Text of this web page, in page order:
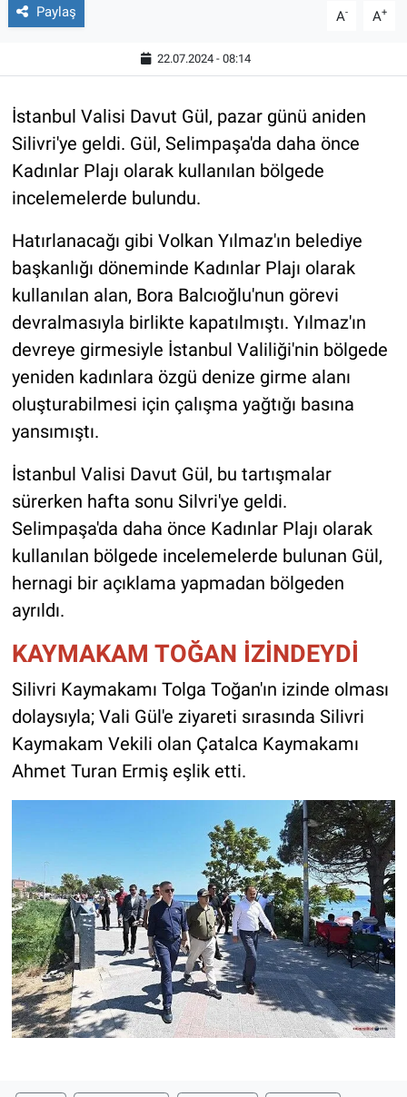
Paylaş A- A+
22.07.2024 - 08:14
İstanbul Valisi Davut Gül, pazar günü aniden
Silivri'ye geldi. Gül, Selimpaşa'da daha önce
Kadınlar Plajı olarak kullanılan bölgede
incelemelerde bulundu.
Hatırlanacağı gibi Volkan Yılmaz'ın belediye
başkanlığı döneminde Kadınlar Plajı olarak
kullanılan alan, Bora Balcıoğlu'nun görevi
devralmasıyla birlikte kapatılmıştı. Yılmaz'ın
devreye girmesiyle İstanbul Valiliği'nin bölgede
yeniden kadınlara özgü denize girme alanı
oluşturabilmesi için çalışma yağtığı basına
yansımıştı.
İstanbul Valisi Davut Gül, bu tartışmalar
sürerken hafta sonu Silvri'ye geldi.
Selimpaşa'da daha önce Kadınlar Plajı olarak
kullanılan bölgede incelemelerde bulunan Gül,
hernagi bir açıklama yapmadan bölgeden
ayrıldı.
KAYMAKAM TOĞAN İZİNDEYDİ
Silivri Kaymakamı Tolga Toğan'ın izinde olması
dolaysıyla; Vali Gül'e ziyareti sırasında Silivri
Kaymakam Vekili olan Çatalca Kaymakamı
Ahmet Turan Ermiş eşlik etti.